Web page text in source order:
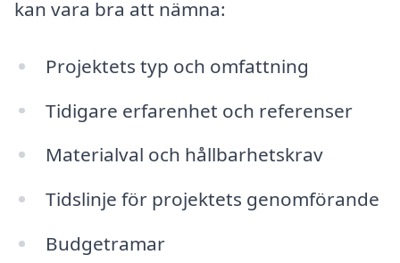
kan vara bra att nämna:
Projektets typ och omfattning
Tidigare erfarenhet och referenser
Materialval och hållbarhetskrav
Tidslinje för projektets genomförande
Budgetramar